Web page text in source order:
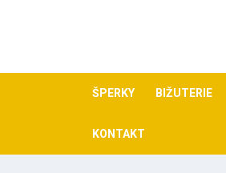
ŠPERKY BIŽUTERIE
KONTAKT